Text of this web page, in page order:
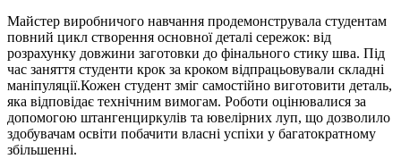
Майстер виробничого навчання продемонструвала студентам
повний цикл створення основної деталі сережок: від
розрахунку довжини заготовки до фінального стику шва. Під
час заняття студенти крок за кроком відпрацьовували складні
маніпуляції.Кожен студент зміг самостійно виготовити деталь,
яка відповідає технічним вимогам. Роботи оцінювалися за
допомогою штангенциркулів та ювелірних луп, що дозволило
здобувачам освіти побачити власні успіхи у багатократному
збільшенні.